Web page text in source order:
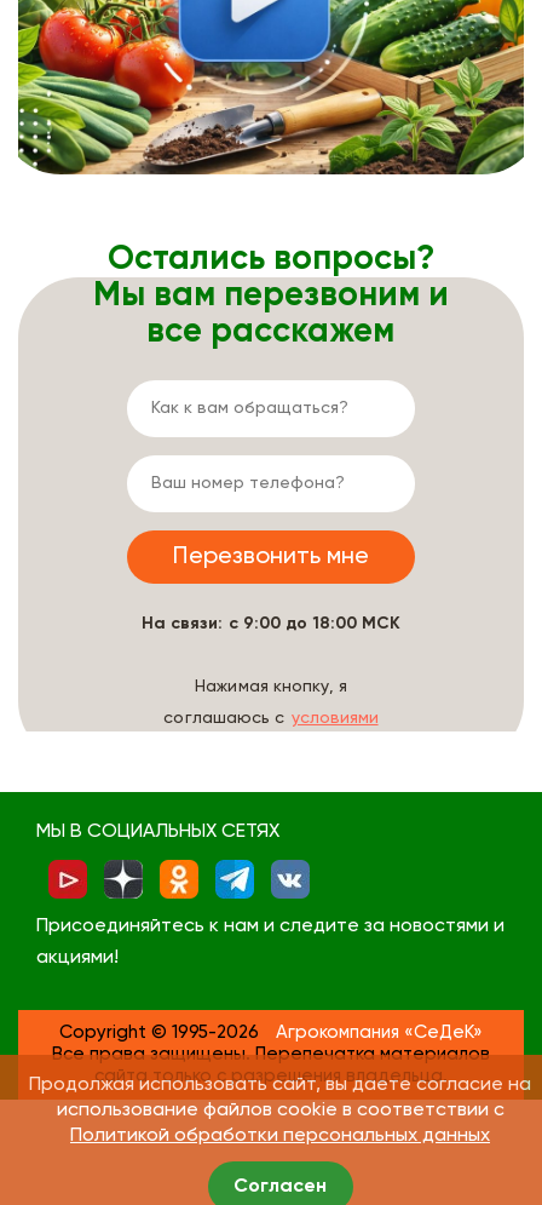
Остались вопросы?
Мы вам перезвоним и
все расскажем
На связи: с 9:00 до 18:00 МСК
Нажимая кнопку, я
соглашаюсь с условиями
МЫ В СОЦИАЛЬНЫХ СЕТЯХ
Присоединяйтесь к нам и следите за новостями и
акциями!
Copyright © 1995-2026
Агрокомпания «СеДеК»
Все права защищены. Перепечатка материалов
сайта только с разрешения владельца.
Продолжая использовать сайт, вы даете согласие на
использование файлов cookie в соответствии с
Политикой обработки персональных данных
Согласен